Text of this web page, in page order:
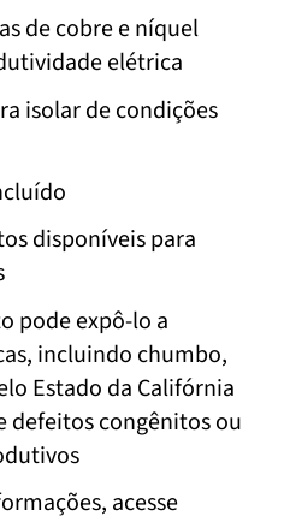
de cobre e níquel
elétrica
isolar de condições
disponíveis para
pode expô-lo a
incluindo chumbo,
Estado da Califórnia
defeitos congênitos ou
acesse